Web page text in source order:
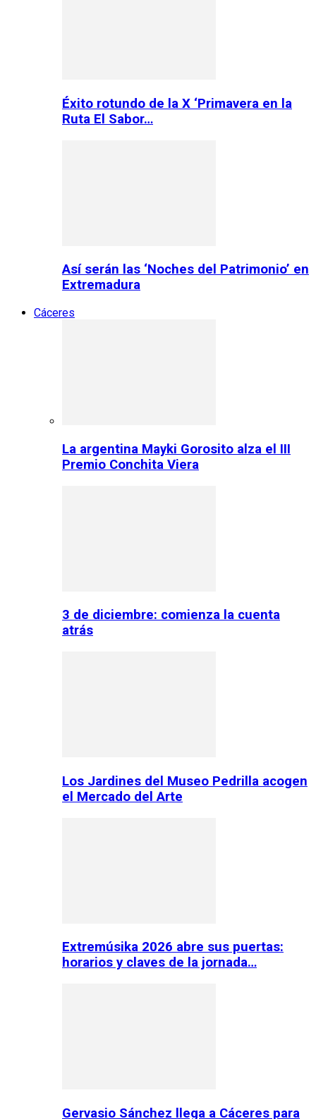
Éxito rotundo de la X ‘Primavera en la
Ruta El Sabor…
Así serán las ‘Noches del Patrimonio’ en
Extremadura
Cáceres
La argentina Mayki Gorosito alza el III
Premio Conchita Viera
3 de diciembre: comienza la cuenta
atrás
Los Jardines del Museo Pedrilla acogen
el Mercado del Arte
Extremúsika 2026 abre sus puertas:
horarios y claves de la jornada…
Gervasio Sánchez llega a Cáceres para